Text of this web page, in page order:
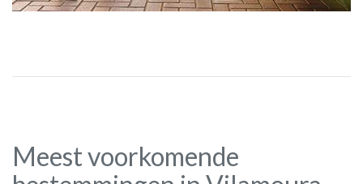
Meest voorkomende